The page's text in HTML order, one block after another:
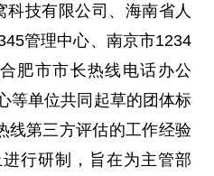
科技有限公司、海南省人
管理中心、南京市1234
肥市市长热线电话办公
等单位共同起草的团体标
线第三方评估的工作经验
行研制，旨在为主管部